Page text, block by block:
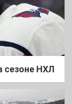
сезоне НХЛ